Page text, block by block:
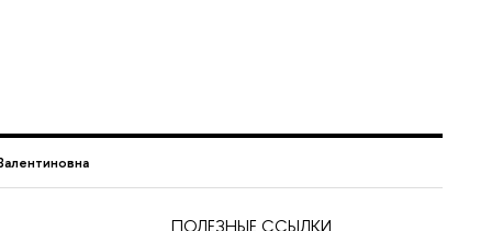
ПОЛЕЗНЫЕ ССЫЛКИ